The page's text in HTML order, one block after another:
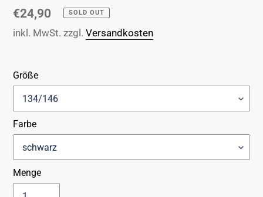
Normaler
Preis
€24,90 SOLD OUT
inkl. MwSt. zzgl. Versandkosten
Größe
Farbe
Menge